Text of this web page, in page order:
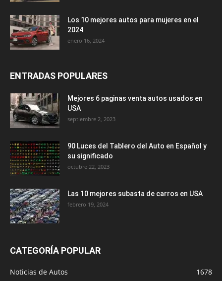
Los 10 mejores autos para mujeres en el
2024
enero 16, 2024
ENTRADAS POPULARES
Mejores 6 paginas venta autos usados en
USA
septiembre 2, 2023
90 Luces del Tablero del Auto en Español y
su significado
octubre 22, 2023
Las 10 mejores subasta de carros en USA
febrero 19, 2024
CATEGORÍA POPULAR
Noticias de Autos
1678